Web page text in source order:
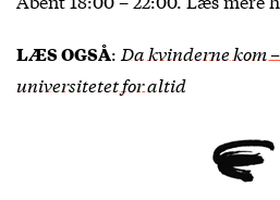
LÆS OGSÅ: Da kvinderne kom
universitetet for altid